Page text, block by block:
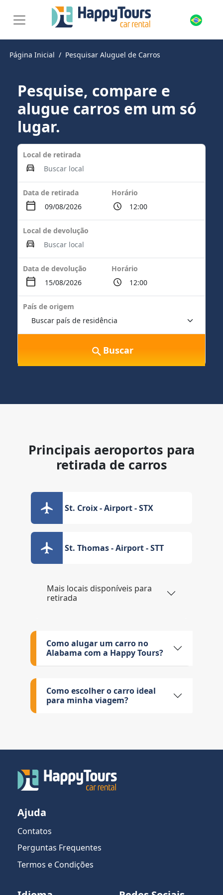
Página Inicial Pesquisar Aluguel de Carros
Pesquise, compare e
alugue carros em um só
lugar.
Local de retirada
Data de retirada Horário
Local de devolução
Data de devolução Horário
País de origem
Buscar
Principais aeroportos para
retirada de carros
St. Croix - Airport - STX
St. Thomas - Airport - STT
Mais locais disponíveis para
retirada
Como alugar um carro no
Alabama com a Happy Tours?
Como escolher o carro ideal
para minha viagem?
Ajuda
Contatos
Perguntas Frequentes
Termos e Condições